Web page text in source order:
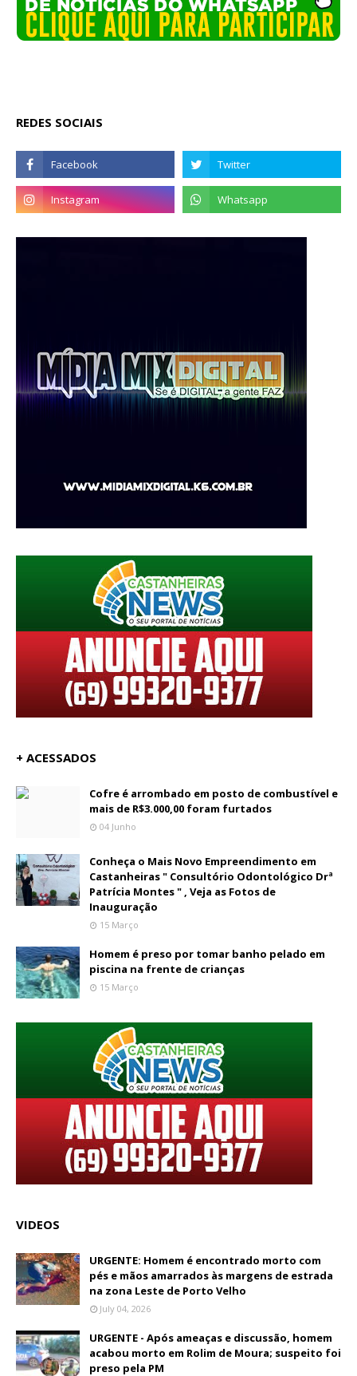
REDES SOCIAIS
+ ACESSADOS
Cofre é arrombado em posto de combustível e
mais de R$3.000,00 foram furtados
04 Junho
Conheça o Mais Novo Empreendimento em
Castanheiras " Consultório Odontológico Drª
Patrícia Montes " , Veja as Fotos de
Inauguração
15 Março
Homem é preso por tomar banho pelado em
piscina na frente de crianças
15 Março
VIDEOS
URGENTE: Homem é encontrado morto com
pés e mãos amarrados às margens de estrada
na zona Leste de Porto Velho
July 04, 2026
URGENTE - Após ameaças e discussão, homem
acabou morto em Rolim de Moura; suspeito foi
preso pela PM